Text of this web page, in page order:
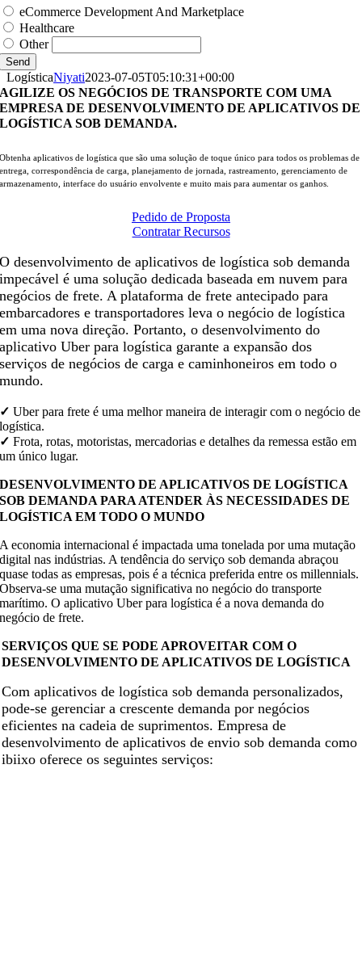
eCommerce Development And Marketplace
Healthcare
Other
Send
LogísticaNiyati2023-07-05T05:10:31+00:00
AGILIZE OS NEGÓCIOS DE TRANSPORTE COM UMA
EMPRESA DE DESENVOLVIMENTO DE APLICATIVOS DE
LOGÍSTICA SOB DEMANDA.
Obtenha aplicativos de logística que são uma solução de toque único para todos os problemas de
entrega, correspondência de carga, planejamento de jornada, rastreamento, gerenciamento de
armazenamento, interface do usuário envolvente e muito mais para aumentar os ganhos.
Pedido de Proposta
Contratar Recursos
O desenvolvimento de aplicativos de logística sob demanda
impecável é uma solução dedicada baseada em nuvem para
negócios de frete. A plataforma de frete antecipado para
embarcadores e transportadores leva o negócio de logística
em uma nova direção. Portanto, o desenvolvimento do
aplicativo Uber para logística garante a expansão dos
serviços de negócios de carga e caminhoneiros em todo o
mundo.
✓Uber para frete é uma melhor maneira de interagir com o negócio de
logística.
✓Frota, rotas, motoristas, mercadorias e detalhes da remessa estão em
um único lugar.
DESENVOLVIMENTO DE APLICATIVOS DE LOGÍSTICA
SOB DEMANDA PARA ATENDER ÀS NECESSIDADES DE
LOGÍSTICA EM TODO O MUNDO
A economia internacional é impactada uma tonelada por uma mutação
digital nas indústrias. A tendência do serviço sob demanda abraçou
quase todas as empresas, pois é a técnica preferida entre os millennials.
Observa-se uma mutação significativa no negócio do transporte
marítimo. O aplicativo Uber para logística é a nova demanda do
negócio de frete.
SERVIÇOS QUE SE PODE APROVEITAR COM O
DESENVOLVIMENTO DE APLICATIVOS DE LOGÍSTICA
Com aplicativos de logística sob demanda personalizados,
pode-se gerenciar a crescente demanda por negócios
eficientes na cadeia de suprimentos. Empresa de
desenvolvimento de aplicativos de envio sob demanda como
ibiixo oferece os seguintes serviços: